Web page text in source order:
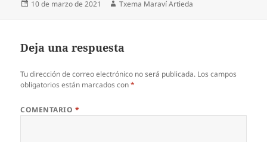
Publicado
10 de marzo de 2021 Autor
Txema Maraví Artieda
Deja una respuesta
Tu dirección de correo electrónico no será publicada. Los campos
obligatorios están marcados con*
COMENTARIO *